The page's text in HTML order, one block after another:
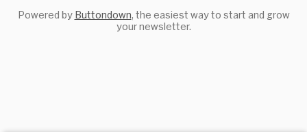
Powered by Buttondown, the easiest way to start and grow
your newsletter.